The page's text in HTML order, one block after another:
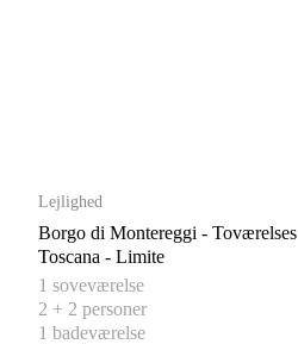
Lejlighed
Borgo di Montereggi - Toværelses
Toscana - Limite
1 soveværelse
2 + 2 personer
1 badeværelse